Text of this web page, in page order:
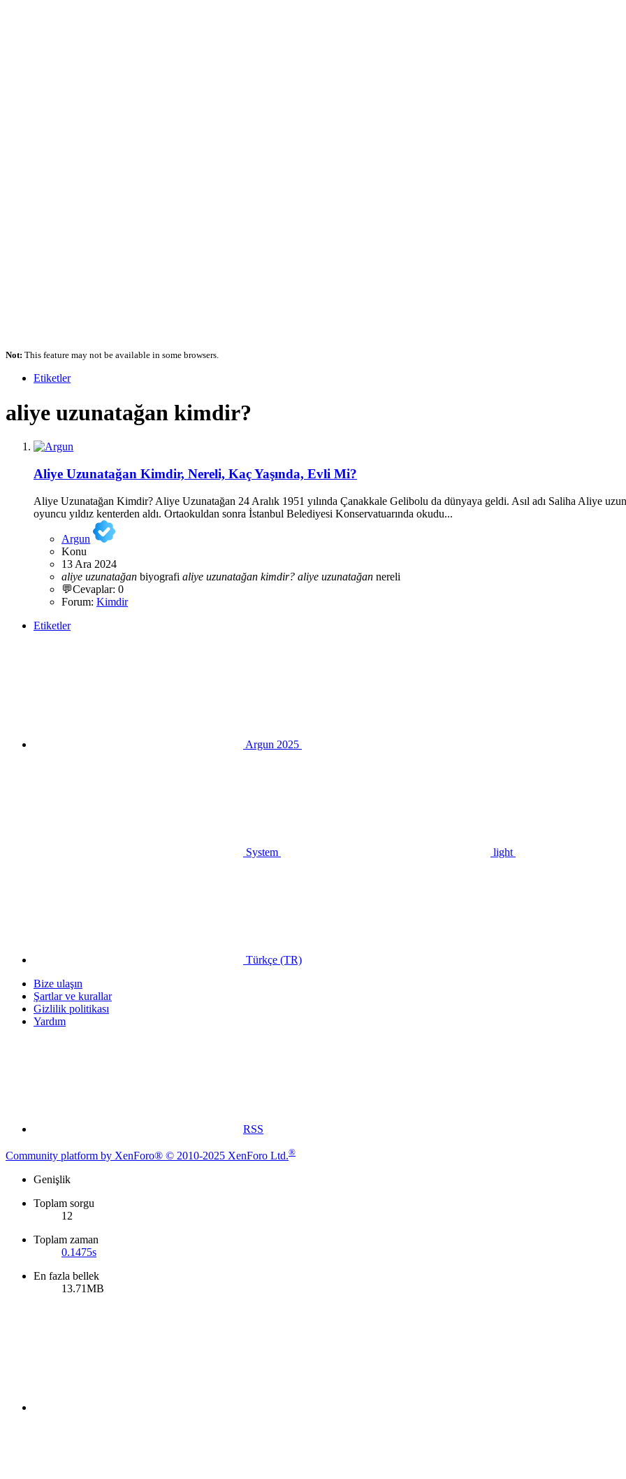
Not: This feature may not be available in some browsers.
Etiketler
aliye uzunatağan kimdir?
Aliye Uzunatağan Kimdir, Nereli, Kaç Yaşında, Evli Mi?
Aliye Uzunatağan Kimdir? Aliye Uzunatağan 24 Aralık 1951 yılında Çanakkale Gelibolu da dünyaya geldi. Asıl adı Saliha Aliye
oyuncu yıldız kenterden aldı. Ortaokuldan sonra İstanbul Belediyesi Konservatuarında okudu...
Argun
Konu
13 Ara 2024
aliye uzunatağan biyografi aliye uzunatağan kimdir? aliye uzunatağan nereli
💬Cevaplar: 0
Forum: Kimdir
Etiketler
Argun 2025
System light
Türkçe (TR)
Bize ulaşın
Şartlar ve kurallar
Gizlilik politikası
Yardım
RSS
Community platform by XenForo® © 2010-2025 XenForo Ltd.®
Genişlik
Toplam sorgu
12
Toplam zaman
0.1475s
En fazla bellek
13.71MB